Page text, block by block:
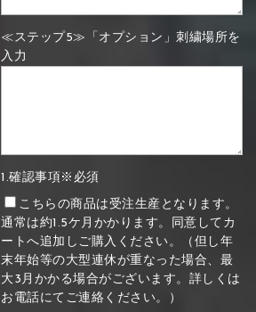
≪ステップ5≫「オプション」刺繍場所を
入力
1.確認事項※必須
こちらの商品は受注生産となります。
通常は約1.5ケ月かかります。同意してカ
ートへ追加しご購入ください。（但し年
末年始等の大型連休が重なった場合、最
大3月かかる場合がございます。詳しくは
お電話にてご連絡ください。）